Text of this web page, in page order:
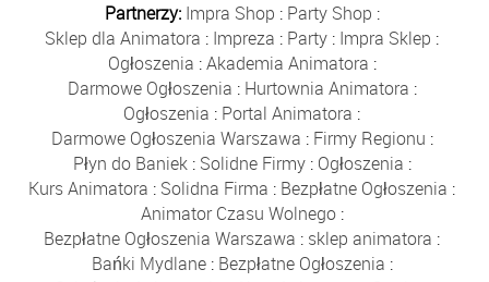
Partnerzy: Impra Shop : Party Shop :
Sklep dla Animatora : Impreza : Party : Impra Sklep :
Ogłoszenia :Akademia Animatora :
Darmowe Ogłoszenia : Hurtownia Animatora :
Ogłoszenia : Portal Animatora :
Darmowe Ogłoszenia Warszawa : Firmy Regionu :
Płyn do Baniek: Solidne Firmy: Ogłoszenia :
Kurs Animatora : Solidna Firma : Bezpłatne Ogłoszenia :
Animator Czasu Wolnego:
Bezpłatne Ogłoszenia Warszawa : sklep animatora :
Bańki Mydlane: Bezpłatne Ogłoszenia :